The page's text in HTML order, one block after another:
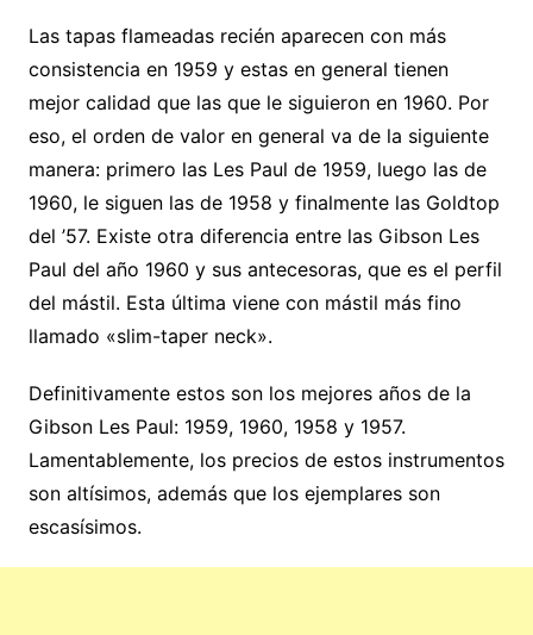
Las tapas flameadas recién aparecen con más
consistencia en 1959 y estas en general tienen
mejor calidad que las que le siguieron en 1960. Por
eso, el orden de valor en general va de la siguiente
manera: primero las Les Paul de 1959, luego las de
1960, le siguen las de 1958 y finalmente las Goldtop
del ’57. Existe otra diferencia entre las Gibson Les
Paul del año 1960 y sus antecesoras, que es el perfil
del mástil. Esta última viene con mástil más fino
llamado «slim-taper neck».
Definitivamente estos son los mejores años de la
Gibson Les Paul: 1959, 1960, 1958 y 1957.
Lamentablemente, los precios de estos instrumentos
son altísimos, además que los ejemplares son
escasísimos.